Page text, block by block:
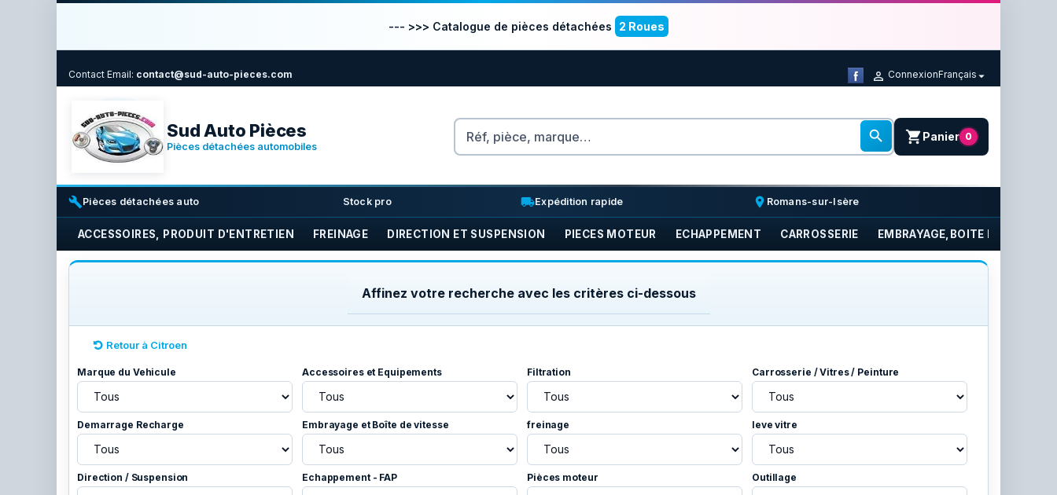
--- >>> Catalogue de pièces détachées 2 Roues
Contact Email: contact@sud-auto-pieces.com  ConnexionFrançais
Sud Auto Pièces
Pièces détachées automobiles
Rechercher
 shopping_cartPanier 0
buildPièces détachées auto inventory_2
Stock pro local_shippingExpédition rapide place Romans-sur-Isère
ACCESSOIRES, PRODUIT D'ENTRETIEN FREINAGE DIRECTION ET SUSPENSION PIECES MOTEUR ECHAPPEMENT CARROSSERIE EMBRAYAGE,BOITE DE
Affinez votre recherche avec les critères ci-dessous
Retour à Citroen
Marque du Vehicule Accessoires et Equipements Filtration Carrosserie / Vitres / Peinture
Demarrage Recharge Embrayage et Boîte de vitesse freinage leve vitre
Direction / Suspension Echappement - FAP Pièces moteur Outillage